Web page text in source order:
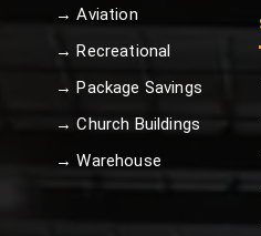
→ Aviation
→ Recreational
→ Package Savings
→ Church Buildings
→ Warehouse